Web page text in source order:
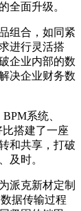
全面升级。
组合，如同紧
进行灵活搭
企业内部的数
决企业财务数
系统、
搭建了一座
和共享，打破
及时。
派克新材定制
据传输过程